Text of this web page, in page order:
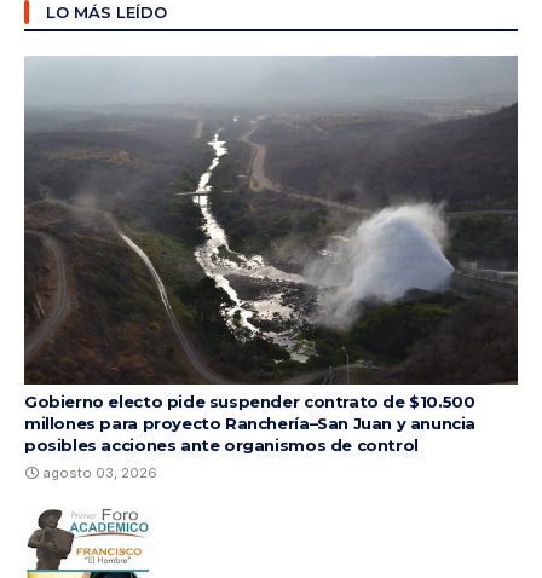
LO MÁS LEÍDO
Gobierno electo pide suspender contrato de $10.500
millones para proyecto Ranchería–San Juan y anuncia
posibles acciones ante organismos de control
agosto 03, 2026